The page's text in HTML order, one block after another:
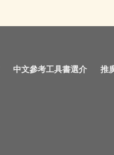
中文參考工具書選介 推